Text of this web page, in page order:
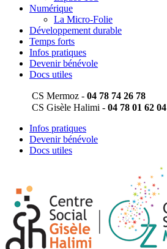
Numérique
La Micro-Folie
Développement durable
Temps forts
Infos pratiques
Devenir bénévole
Docs utiles
CS Mermoz - 04 78 74 26 78
CS Gisèle Halimi - 04 78 01 62 04
Infos pratiques
Devenir bénévole
Docs utiles